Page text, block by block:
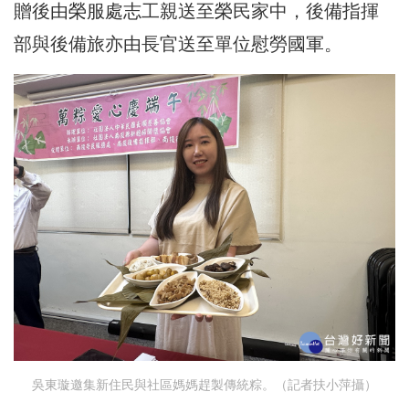
贈後由榮服處志工親送至榮民家中，後備指揮
部與後備旅亦由長官送至單位慰勞國軍。
吳東璇邀集新住民與社區媽媽趕製傳統粽。（記者扶小萍攝）